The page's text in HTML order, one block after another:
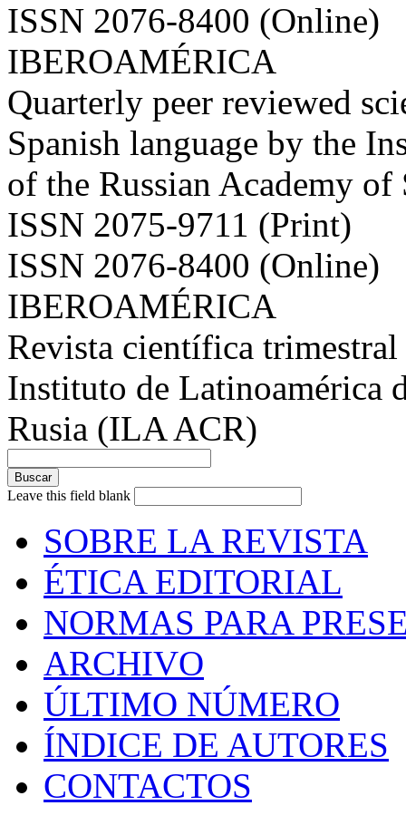
ISSN 2076-8400 (Online)
IBEROAMÉRICA
Quarterly peer reviewed
Spanish language by the
of the Russian Academy
ISSN 2075-9711 (Print)
ISSN 2076-8400 (Online)
IBEROAMÉRICA
Revista científica
Instituto de Latinoamérica
Rusia (ILA ACR)
Leave this field blank
SOBRE LA REVISTA
ÉTICA EDITORIAL
NORMAS PARA
ARCHIVO
ÚLTIMO NÚMERO
ÍNDICE DE AUTORES
CONTACTOS